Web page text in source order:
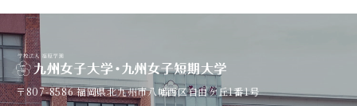
〒807-8586福岡県北九州市八幡西区自由ケ丘1番1号